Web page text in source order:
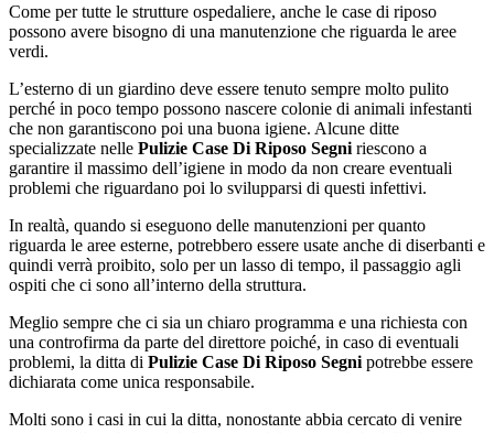
Come per tutte le strutture ospedaliere, anche le case di riposo
possono avere bisogno di una manutenzione che riguarda le aree
verdi.
L’esterno di un giardino deve essere tenuto sempre molto pulito
perché in poco tempo possono nascere colonie di animali infestanti
che non garantiscono poi una buona igiene. Alcune ditte
specializzate nelle Pulizie Case Di Riposo Segni riescono a
garantire il massimo dell’igiene in modo da non creare eventuali
problemi che riguardano poi lo svilupparsi di questi infettivi.
In realtà, quando si eseguono delle manutenzioni per quanto
riguarda le aree esterne, potrebbero essere usate anche di diserbanti e
quindi verrà proibito, solo per un lasso di tempo, il passaggio agli
ospiti che ci sono all’interno della struttura.
Meglio sempre che ci sia un chiaro programma e una richiesta con
una controfirma da parte del direttore poiché, in caso di eventuali
problemi, la ditta di Pulizie Case Di Riposo Segni potrebbe essere
dichiarata come unica responsabile.
Molti sono i casi in cui la ditta, nonostante abbia cercato di venire